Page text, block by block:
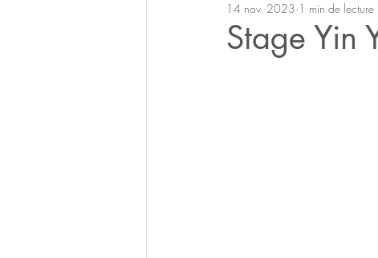
Stage Yin
14 nov. 2023 1 min de lecture